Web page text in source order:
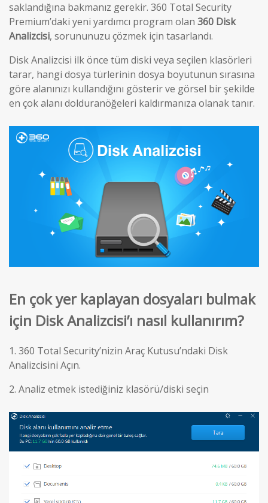
saklandığına bakmanız gerekir. 360 Total Security
Premium’daki yeni yardımcı program olan 360 Disk
Analizcisi, sorununuzu çözmek için tasarlandı.
Disk Analizcisi ilk önce tüm diski veya seçilen klasörleri
tarar, hangi dosya türlerinin dosya boyutunun sırasına
göre alanınızı kullandığını gösterir ve görsel bir şekilde
en çok alanı dolduranöğeleri kaldırmanıza olanak tanır.
En çok yer kaplayan dosyaları bulmak
için Disk Analizcisi’ı nasıl kullanırım?
1. 360 Total Security’nizin Araç Kutusu’ndaki Disk
Analizcisini Açın.
2. Analiz etmek istediğiniz klasörü/diski seçin